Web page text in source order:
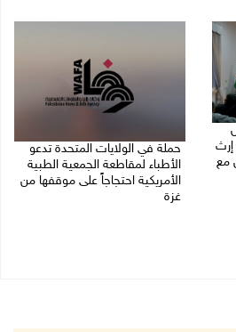
مع
حملة في الولايات المتحدة تدعو
الأطباء لمقاطعة الجمعية الطبية
الأمريكية احتجاجاً على موقفها من
غزة